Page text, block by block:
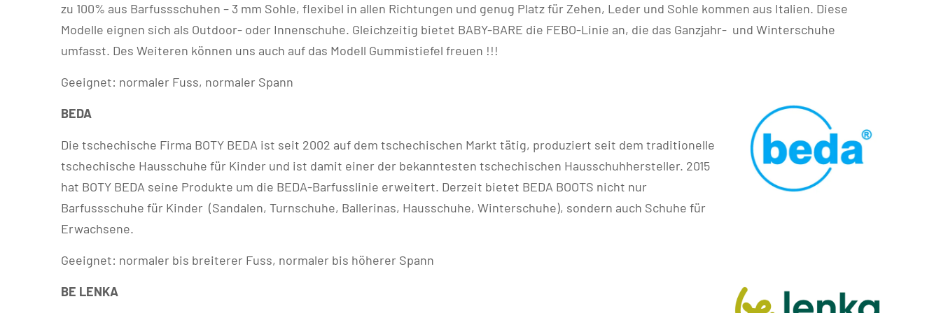
zu 100% aus Barfussschuhen – 3 mm Sohle, flexibel in allen Richtungen und genug Platz für Zehen, Leder und Sohle kommen aus Italien. Diese
Modelle eignen sich als Outdoor- oder Innenschuhe. Gleichzeitig bietet BABY-BARE die FEBO-Linie an, die das Ganzjahr- und Winterschuhe
umfasst. Des Weiteren können uns auch auf das Modell Gummistiefel freuen !!!
Geeignet: normaler Fuss, normaler Spann
BEDA
Die tschechische Firma BOTY BEDA ist seit 2002 auf dem tschechischen Markt tätig, produziert seit dem traditionelle
tschechische Hausschuhe für Kinder und ist damit einer der bekanntesten tschechischen Hausschuhhersteller. 2015
hat BOTY BEDA seine Produkte um die BEDA-Barfusslinie erweitert. Derzeit bietet BEDA BOOTS nicht nur
Barfussschuhe für Kinder (Sandalen, Turnschuhe, Ballerinas, Hausschuhe, Winterschuhe), sondern auch Schuhe für
Erwachsene.
Geeignet: normaler bis breiterer Fuss, normaler bis höherer Spann
BE LENKA